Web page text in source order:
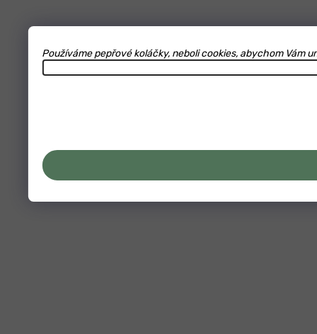
Používáme pepřové koláčky, neboli cookies, abychom Vám